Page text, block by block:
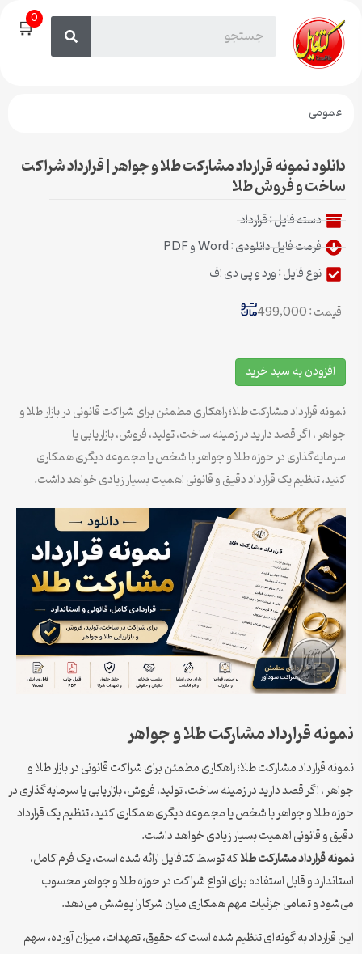
🛒 0
نمونه قرارداد مشارکت طلا و جواهر | قرارداد شراکت
و فروش طلا
دسته فایل :قرارداد
فرمت فایل دانلودی : Word و PDF
نوع فایل : ورد و پی دی اف
: 499,000
افزودن به سبد خرید
قرارداد مشارکت طلا؛ راهکاری مطمئن برای شراکت قانونی در بازار طلا و
، اگر قصد دارید در زمینه ساخت، تولید، فروش، بازاریابی یا
در حوزه طلا و جواهر با شخص یا مجموعه دیگری همکاری
تنظیم یک قرارداد دقیق و قانونی اهمیت بسیار زیادی خواهد داشت.
قرارداد مشارکت طلا و جواهر
قرارداد مشارکت طلا؛ راهکاری مطمئن برای شراکت قانونی در بازار طلا و
، اگر قصد دارید در زمینه ساخت، تولید، فروش، بازاریابی یا سرمایه‌گذاری در
طلا و جواهر با شخص یا مجموعه دیگری همکاری کنید، تنظیم یک قرارداد
و قانونی اهمیت بسیار زیادی خواهد داشت.
قرارداد مشارکت طلاکه توسط کتافایل ارائه شده است، یک فرم کامل،
و قابل استفاده برای انواع شراکت در حوزه طلا و جواهر محسوب
و تمامی جزئیات مهم همکاری میان شرکا را پوشش می‌دهد.
به گونه‌ای تنظیم شده است که حقوق، تعهدات، میزان آورده، سهم